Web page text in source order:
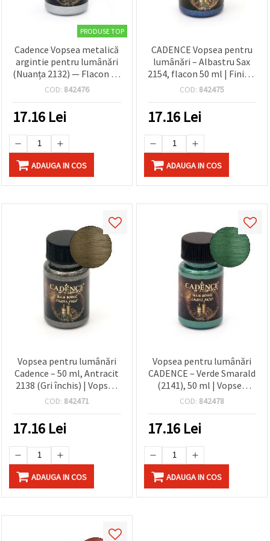
PRODUSE TOP
Cadence Vopsea metalică
argintie pentru lumânări
(Nuanța 2132) — Flacon 50
ml pentru lumânări din
vopsea hobby cu finisaj
metalizat
COD: 842476
17.16 Lei
ADAUGA IN COS
CADENCE Vopsea pentru
lumânări – Albastru Sax
2154, flacon 50 ml | Finisaj
de înaltă calitate pentru
lumânărilor DIY |
Materiale pentru hobby și
craft | Ideală pentru
pasionați și profesioniști
COD: 842475
17.16 Lei
ADAUGA IN COS
Vopsea pentru lumânări
Cadence – 50 ml, Antracit
2138 (Gri închis) | Vopsea
craft pentru decorare DIY
COD: 842471
17.16 Lei
ADAUGA IN COS
Vopsea pentru lumânări
CADENCE – Verde Smarald
(2141), 50 ml | Vopsea
pentru lumânări din
proiecte hobby & craft
COD: 842478
17.16 Lei
ADAUGA IN COS